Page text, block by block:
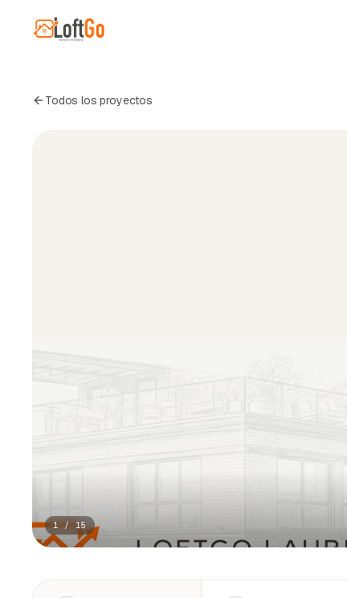
Todos los proyectos
1 /15